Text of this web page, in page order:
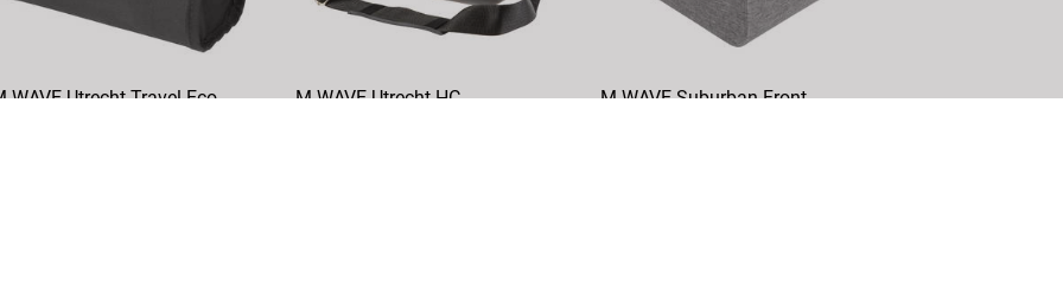
WAVE Utrecht Travel Eco
M-WAVE Utrecht HC
M-WAVE Suburban Front